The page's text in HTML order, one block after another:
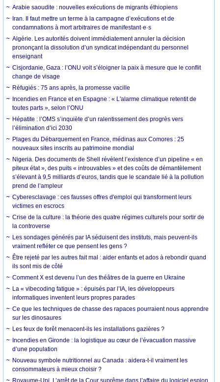
Arabie saoudite : nouvelles exécutions de migrants éthiopiens
Iran. Il faut mettre un terme à la campagne d’exécutions et de
condamnations à mort arbitraires de manifestant·e·s
Algérie. Les autorités doivent immédiatement annuler la décision
prononçant la dissolution d’un syndicat indépendant du personnel
enseignant
Cisjordanie, Gaza : l’ONU voit s’éloigner la paix à mesure que le conflit
change de visage
Réfugiés : 75 ans après, la promesse vacille
Incendies en France et en Espagne : « L'alarme climatique retentit de
toutes parts », selon l’ONU
Hépatite : l’OMS s’inquiète d’un ralentissement des progrès vers
l’élimination d’ici 2030
Plages du Débarquement en France, médinas aux Comores : 25
nouveaux sites inscrits au patrimoine mondial
Nigeria. Des documents de Shell révèlent l’existence d’un pipeline « en
piteux état », des puits « introuvables » et des coûts de démantèlement
s’élevant à 9,5 milliards d’euros, tandis que le scandale lié à la pollution
prend de l’ampleur
Cyberesclavage : ces fausses offres d'emploi qui transforment leurs
victimes en escrocs
Crise de la culture : la théorie des quatre régimes culturels pour sortir de
la controverse
Les sondages générés par IA séduisent des instituts, mais peuvent-ils
vraiment refléter ce que pensent les gens ?
Être rejeté par les autres fait mal : aider enfants et ados à rebondir quand
ils sont mis de côté
Comment X est devenu l’un des théâtres de la guerre en Ukraine
La « vibecoding fatigue » : épuisés par l’IA, les développeurs
informatiques inventent leurs propres parades
Ce que les techniques de chasse des rapaces pourraient nous apprendre
sur les dinosaures
Les feux de forêt menacent-ils les installations gazières ?
Incendies en Gironde : la logistique au cœur de l’évacuation massive
d’une population
Nouveau symbole nutritionnel au Canada : aidera-t-il vraiment les
consommateurs à mieux choisir ?
Royaume-Uni. L’arrêt de la Cour suprême dans l’affaire du logiciel espion